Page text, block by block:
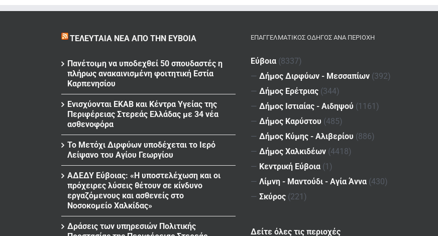
ΤΕΛΕΥΤΑΊΑ ΝΈΑ ΑΠΌ ΤΗΝ ΕΎΒΟΙΑ
Πανέτοιμη να υποδεχθεί 50 σπουδαστές η
πλήρως ανακαινισμένη φοιτητική Εστία
Καρπενησίου
Ενισχύονται ΕΚΑΒ και Κέντρα Υγείας της
Περιφέρειας Στερεάς Ελλάδας με 34 νέα
ασθενοφόρα
Το Μετόχι Διρφύων υποδέχεται το Ιερό
Λείψανο του Αγίου Γεωργίου
ΑΔΕΔΥ Εύβοιας: «Η υποστελέχωση και οι
πρόχειρες λύσεις θέτουν σε κίνδυνο
εργαζόμενους και ασθενείς στο
Νοσοκομείο Χαλκίδας»
Δράσεις των υπηρεσιών Πολιτικής
ΕΠΑΓΓΕΛΜΑΤΙΚΌΣ ΟΔΗΓΌΣ ΑΝΆ ΠΕΡΙΟΧΉ
Εύβοια (8337)
— Δήμος Διρφύων - Μεσσαπίων (392)
— Δήμος Ερέτριας (344)
— Δήμος Ιστιαίας - Αιδηψού (1161)
— Δήμος Καρύστου (485)
— Δήμος Κύμης - Αλιβερίου (886)
— Δήμος Χαλκιδέων (4418)
— Κεντρική Εύβοια (1)
— Λίμνη - Μαντούδι - Αγία Άννα (430)
— Σκύρος (221)
Δείτε όλες τις περιοχές